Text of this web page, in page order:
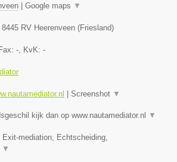
Google maps ▼
8445 RV Heerenveen (Friesland)
Fax: - , KvK: -
Screenshot ▼
kijk dan op www.nautamediator.nl ▼
mediation, Echtscheiding,
▼